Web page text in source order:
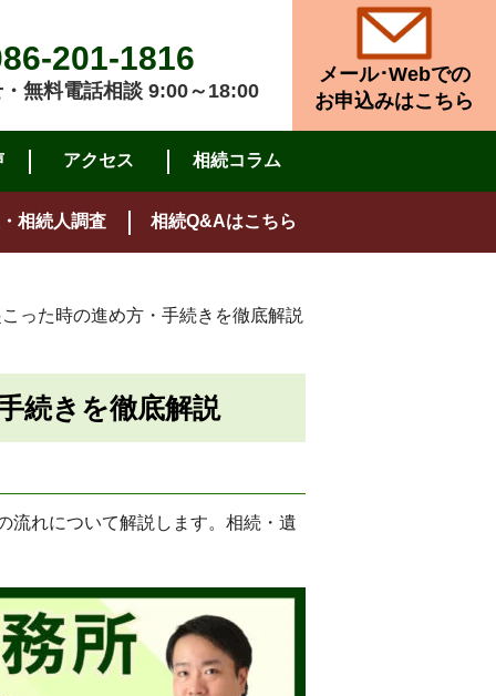
201-1816
無料電話相談 9:00～18:00
メール･Webでの
お申込みはこちら
アクセス 相続コラム
相続人調査 相続Q&Aはこちら
った時の進め方・手続きを徹底解説
続きを徹底解説
流れについて解説します。相続・遺